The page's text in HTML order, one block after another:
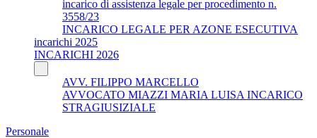
incarico di assistenza legale per procedimento n.
3558/23
INCARICO LEGALE PER AZONE ESECUTIVA
incarichi 2025
INCARICHI 2026
AVV. FILIPPO MARCELLO
AVVOCATO MIAZZI MARIA LUISA INCARICO
STRAGIUSIZIALE
Personale